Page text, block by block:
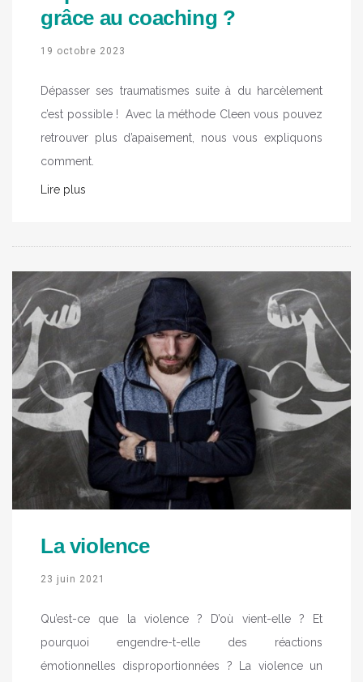
grâce au coaching ?
19 octobre 2023
Dépasser ses traumatismes suite à du harcèlement
c’est possible ! Avec la méthode Cleen vous pouvez
retrouver plus d’apaisement, nous vous expliquons
comment.
Lire plus
La violence
23 juin 2021
Qu’est-ce que la violence ? D’où vient-elle ? Et
pourquoi engendre-t-elle des réactions
émotionnelles disproportionnées ? La violence un